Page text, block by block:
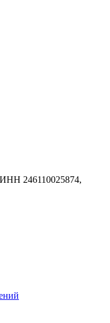
ИНН 246110025874,